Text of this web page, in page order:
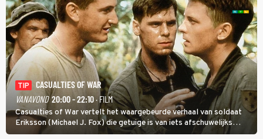
TIP
CASUALTIES OF WAR
VANAVOND 20:00 - 22:10· FILM
Casualties of War vertelt het waargebeurde verhaal van soldaat
Eriksson (Michael J. Fox) die getuige is van iets afschuwelijks
tijdens de Vietnamoorlog. Hij besluit uit de school te klappen.